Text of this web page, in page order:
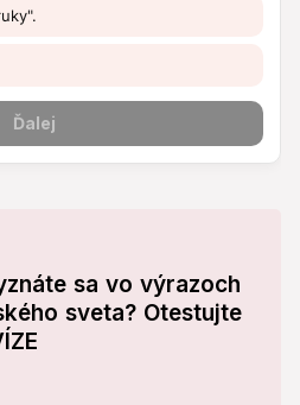
sa vo výrazoch
sveta? Otestujte